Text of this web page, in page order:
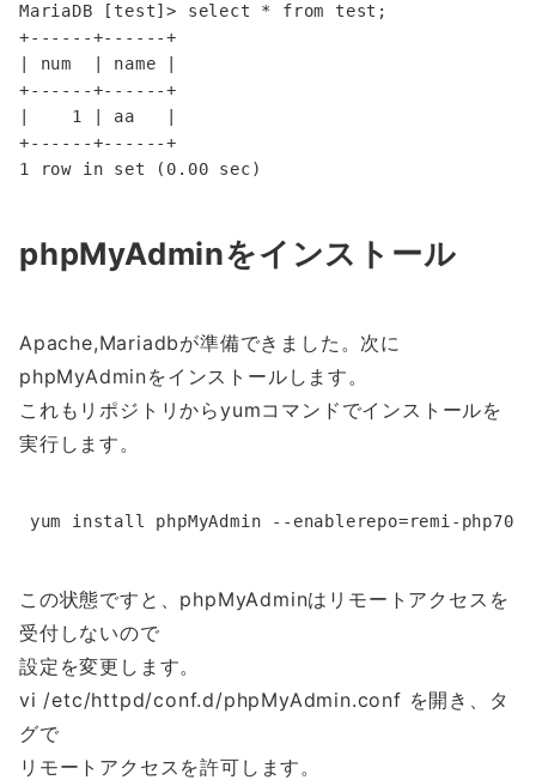
MariaDB [test]> select * from test;
+------+------+
| num  | name |
+------+------+
|    1 | aa   |
+------+------+
phpMyAdminをインストール
Apache,Mariadbが準備できました。次に
phpMyAdminをインストールします。
これもリポジトリからyumコマンドでインストールを
実行します。
この状態ですと、phpMyAdminはリモートアクセスを
受付しないので
設定を変更します。
vi /etc/httpd/conf.d/phpMyAdmin.conf を開き、
タ
グで
リモートアクセスを許可します。